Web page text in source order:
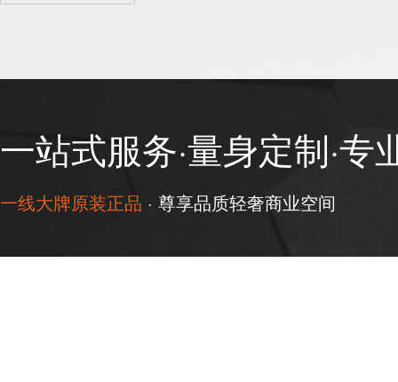
一站式服务·量身定制·专
一线大牌原装正品 · 尊享品质轻奢商业空间